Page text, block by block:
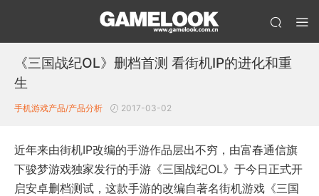
《三国战纪OL》删档首测 看街机IP的进化和重
生
手机游戏产品/产品分析 2017-03-02
近年来由街机IP改编的手游作品层出不穷，由富春通信旗
下骏梦游戏独家发行的手游《三国战纪OL》于今日正式开
启安卓删档测试，这款手游的改编自著名街机游戏《三国